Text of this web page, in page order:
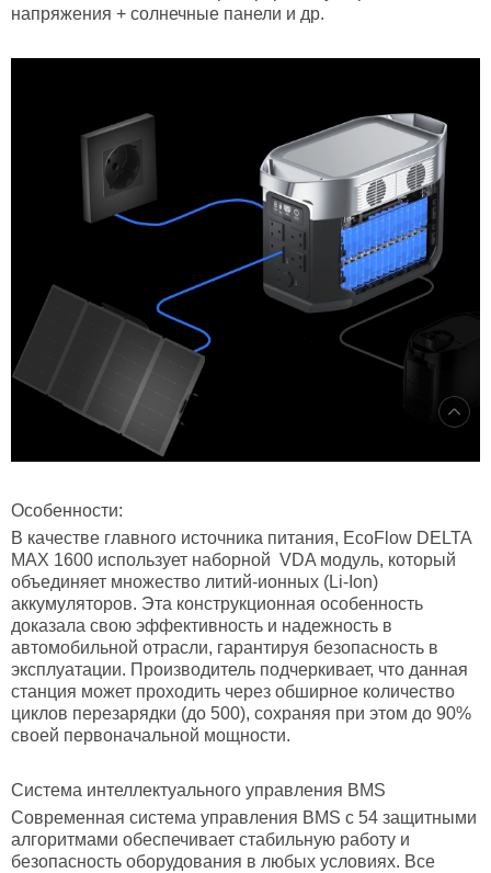
напряжения + солнечные панели и др.
Особенности:
В качестве главного источника питания, EcoFlow DELTA
MAX 1600 использует наборной VDA модуль, который
объединяет множество литий-ионных (Li-Ion)
аккумуляторов. Эта конструкционная особенность
доказала свою эффективность и надежность в
автомобильной отрасли, гарантируя безопасность в
эксплуатации. Производитель подчеркивает, что данная
станция может проходить через обширное количество
циклов перезарядки (до 500), сохраняя при этом до 90%
своей первоначальной мощности.
Система интеллектуального управления BMS
Современная система управления BMS с 54 защитными
алгоритмами обеспечивает стабильную работу и
безопасность оборудования в любых условиях. Все